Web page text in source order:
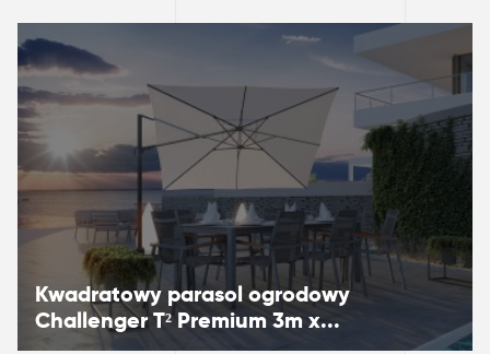
Kwadratowy parasol ogrodowy ​​​​​​
Challenger T² Premium 3m x...